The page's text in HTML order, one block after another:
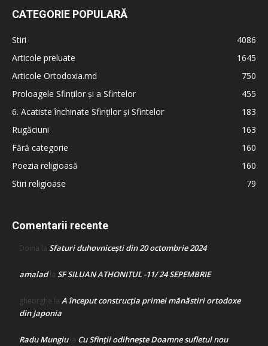
CATEGORIE POPULARĂ
Stiri
4086
Articole preluate
1645
Articole Ortodoxia.md
750
Proloagele Sfinților și a Sfintelor
455
6. Acatiste închinate Sfinților și Sfintelor
183
Rugăciuni
163
Fără categorie
160
Poezia religioasă
160
Stiri religioase
79
Comentarii recente
Doina la Sfaturi duhovnicești din 20 octombrie 2024
amaladla SF SILUAN ATHONITUL -11/ 24 SEPEMBRIE
gheorghe la A început construcţia primei mănăstiri ortodoxe
din Japonia
Radu Mungiula Cu Sfinții odihnește Doamne sufletul nou